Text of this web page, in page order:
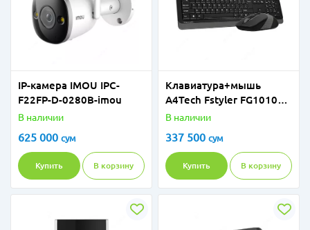
IP-камера IMOU IPC-
F22FP-D-0280B-imou
В наличии
625 000 сум
Купить В корзину
Клавиатура+мышь
A4Tech Fstyler FG1010
Black
В наличии
337 500 сум
Купить В корзину